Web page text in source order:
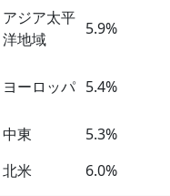
アジア太平
洋地域
5.9%
ヨーロッパ 5.4%
中東 5.3%
北米 6.0%